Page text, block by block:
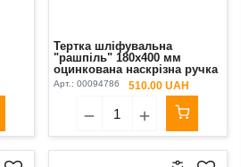
Тертка шліфувальна
"рашпіль" 180х400 мм
оцинкована наскрізна ручка
3К (РS) Kubala
Арт.: 00094786 510.00 UAH